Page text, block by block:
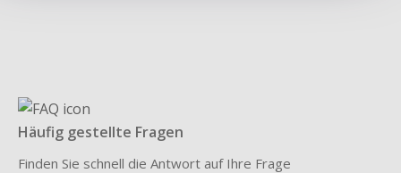
Häufig gestellte Fragen
Finden Sie schnell die Antwort auf Ihre Frage